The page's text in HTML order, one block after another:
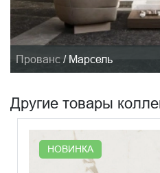
Прованс / Марсель
Другие товары
НОВИНКА